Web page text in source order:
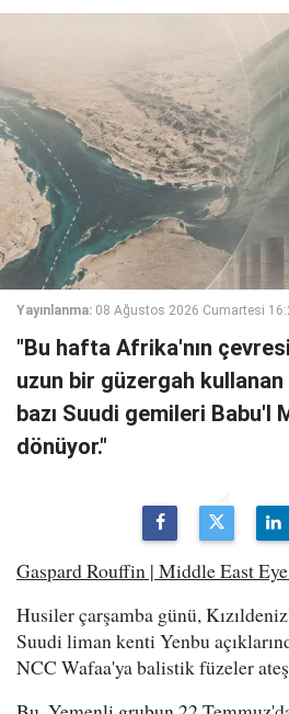
Yayınlanma: 08 Ağustos 2026 Cumartesi
"Bu hafta Afrika'nın
uzun bir güzergah
bazı Suudi gemileri Babu'l
dönüyor."
Gaspard Rouffin | Middle East
Husiler çarşamba günü,
Suudi liman kenti Yenbu
NCC Wafaa'ya balistik füzeler